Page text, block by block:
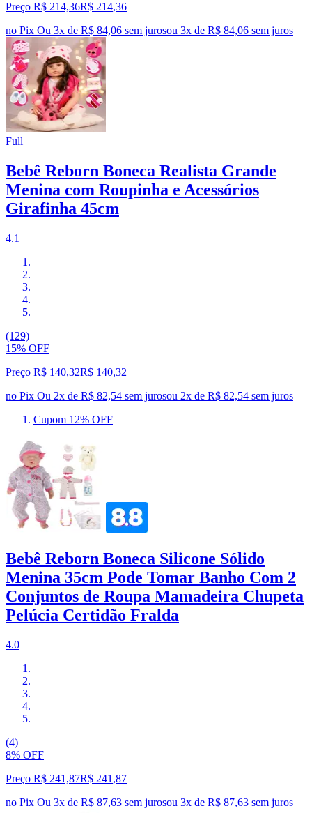
Preço R$ 214,36R$ 214,36
no Pix Ou 3x de R$ 84,06 sem jurosou 3x de R$ 84,06 sem juros
Full
Bebê Reborn Boneca Realista Grande
Menina com Roupinha e Acessórios
Girafinha 45cm
4.1
(129)
15% OFF
Preço R$ 140,32R$ 140,32
no Pix Ou 2x de R$ 82,54 sem jurosou 2x de R$ 82,54 sem juros
Cupom 12% OFF
Bebê Reborn Boneca Silicone Sólido
Menina 35cm Pode Tomar Banho Com 2
Conjuntos de Roupa Mamadeira Chupeta
Pelúcia Certidão Fralda
4.0
(4)
8% OFF
Preço R$ 241,87R$ 241 ,87
no Pix Ou 3x de R$ 87,63 sem jurosou 3x de R$ 87,63 sem juros